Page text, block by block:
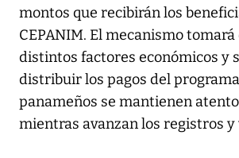
montos que recibirán los
CEPANIM. El mecanismo
distintos factores económicos y
distribuir los pagos del
panameños se mantienen
mientras avanzan los registros y